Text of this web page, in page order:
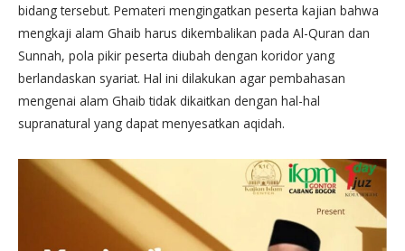
bidang tersebut. Pemateri mengingatkan peserta kajian bahwa
mengkaji alam Ghaib harus dikembalikan pada Al-Quran dan
Sunnah, pola pikir peserta diubah dengan koridor yang
berlandaskan syariat. Hal ini dilakukan agar pembahasan
mengenai alam Ghaib tidak dikaitkan dengan hal-hal
supranatural yang dapat menyesatkan aqidah.